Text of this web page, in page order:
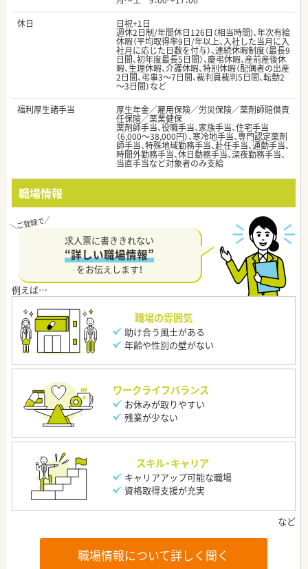
休日
日祝+1日
週休2日制/年間休日126日（相当時間)、年次有給
休暇（平均取得率9日/年以上、入社した当月に入
社月に応じた日数を付与）、連続休暇制度（最長9
日間、初年度最長5日間）、慶弔休暇、産前産後休
暇、生理休暇、介護休暇、特別休暇（配偶者の出産
2日間、弔事3～7日間、裁判員裁判5日間、転勤2
～3日間）など
福利厚生諸手当
厚生年金／雇用保険／労災保険／薬剤師賠償責
任保険／薬業健保
薬剤師手当、役職手当、家族手当、住宅手当
（6,000～38,000円）、寒冷地手当、専門認定薬剤
師手当、特殊地域勤務手当、赴任手当、通勤手当、
時間外勤務手当、休日勤務手当、深夜勤務手当、
当直手当など対象者のみ支給
職場情報
求人票に書ききれない
“詳しい職場情報”
をお伝えします！
職場の雰囲気
助け合う風土がある
年齢や性別の壁がない
ワークライフバランス
お休みが取りやすい
残業が少ない
スキル・キャリア
キャリアアップ可能な職場
資格取得支援が充実
職場情報について詳しく聞く